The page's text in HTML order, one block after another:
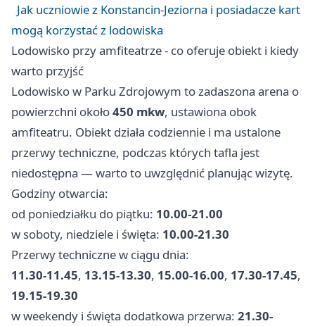
Jak uczniowie z Konstancin-Jeziorna i posiadacze kart
mogą korzystać z lodowiska
Lodowisko przy amfiteatrze - co oferuje obiekt i kiedy
warto przyjść
Lodowisko w Parku Zdrojowym to zadaszona arena o
powierzchni około450 mkw, ustawiona obok
amfiteatru. Obiekt działa codziennie i ma ustalone
przerwy techniczne, podczas których tafla jest
niedostępna — warto to uwzględnić planując wizytę.
Godziny otwarcia:
od poniedziałku do piątku: 10.00-21.00
w soboty, niedziele i święta: 10.00-21.30
Przerwy techniczne w ciągu dnia:
11.30-11.45, 13.15-13.30, 15.00-16.00, 17.30-17.45,
19.15-19.30
w weekendy i święta dodatkowa przerwa: 21.30-